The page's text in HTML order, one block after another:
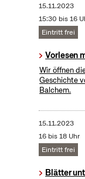
15.11.2023
15:30 bis 16
Eintritt frei
Vorlesen
Wir öffnen
Geschichte
Balchem.
15.11.2023
16 bis 18 Uhr
Eintritt frei
Blätter